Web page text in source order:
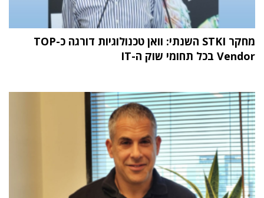
מחקר STKI השנתי: וואן טכנולוגיות דורגה כ-TOP
Vendor בכל תחומי שוק ה-IT